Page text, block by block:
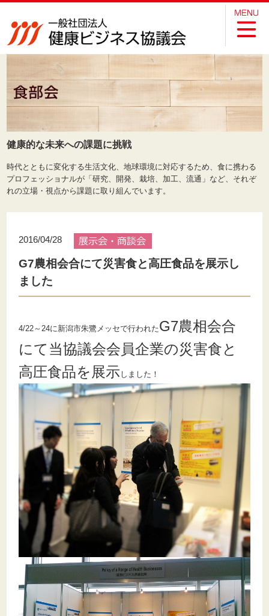
健康的な未来への課題に挑戦
時代とともに変化する生活文化、地球環境に対応するため、食に携わる
プロフェッショナルが「研究、開発、栽培、加工、流通」など、それぞ
れの立場・視点から課題に取り組んでいます。
2016/04/28
G7農相会合にて災害食と高圧食品を展示し
ました
4/22～24に新潟市朱鷺メッセで行われたG7農相会合
にて当協議会会員企業の災害食と
高圧食品を展示 しました！